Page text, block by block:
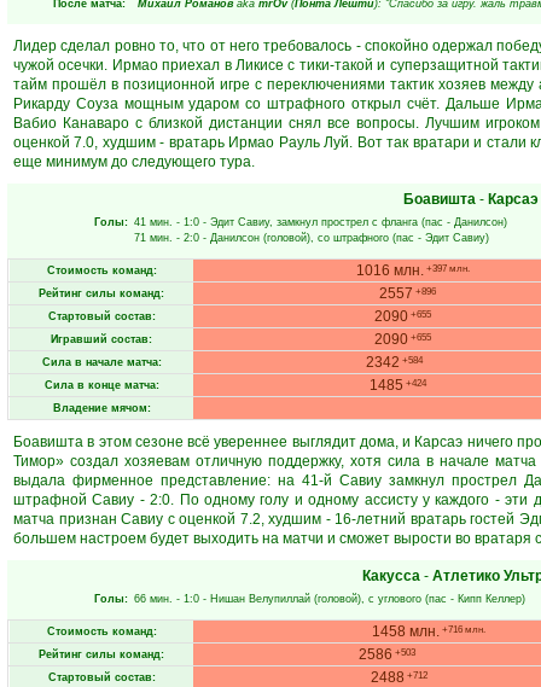
После матча: Михаил Романов aka mrOv (Понта Лешти): "Спасибо за игру. жаль
Лидер сделал ровно то, что от него требовалось - спокойно одержал
чужой осечки. Ирмао приехал в Ликисе с тики-такой и суперзащитной
тайм прошёл в позиционной игре с переключениями тактик хозяев
Рикарду Соуза мощным ударом со штрафного открыл счёт. Дальше
Вабио Канаваро с близкой дистанции снял все вопросы. Лучшим
оценкой 7.0, худшим - вратарь Ирмао Рауль Луй. Вот так вратари и
еще минимум до следующего тура.
Боавишта- Карсаэ
Голы: 41 мин. - 1:0 - Эдит Савиу, замкнул прострел с фланга (пас - Данилсон)
71 мин. - 2:0 - Данилсон (головой), со штрафного (пас - Эдит Савиу)
Стоимость команд: 1016 млн. +397 млн.
Рейтинг силы команд: 2557 +896
Стартовый состав: 2090+655
Игравший состав: 2090+655
Сила в начале матча: 2342 +584
Сила в конце матча: 1485 +424
Владение мячом:
Боавишта в этом сезоне всё увереннее выглядит дома, и Карсаэ ничего
Тимор» создал хозяевам отличную поддержку, хотя сила в начале
выдала фирменное представление: на 41-й Савиу замкнул прострел
штрафной Савиу - 2:0. По одному голу и одному ассисту у каждого - эти
матча признан Савиу с оценкой 7.2, худшим - 16-летний вратарь гостей
большем настроем будет выходить на матчи и сможет вырости во вратаря
Какусса- Атлетико
Голы: 66 мин. - 1:0 - Нишан Велупиллай (головой), с углового (пас - Кипп Келлер)
Стоимость команд: 1458 млн. +716 млн.
Рейтинг силы команд: 2586 +503
Стартовый состав: 2488 +712